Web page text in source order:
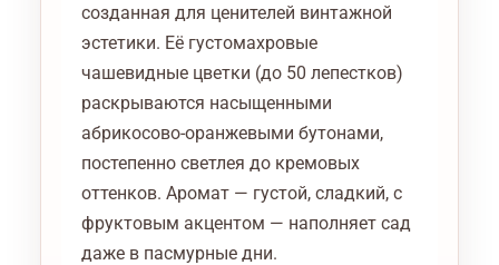
созданная для ценителей винтажной
эстетики. Её густомахровые
чашевидные цветки (до 50 лепестков)
раскрываются насыщенными
абрикосово-оранжевыми бутонами,
постепенно светлея до кремовых
оттенков. Аромат — густой, сладкий, с
фруктовым акцентом — наполняет сад
даже в пасмурные дни.